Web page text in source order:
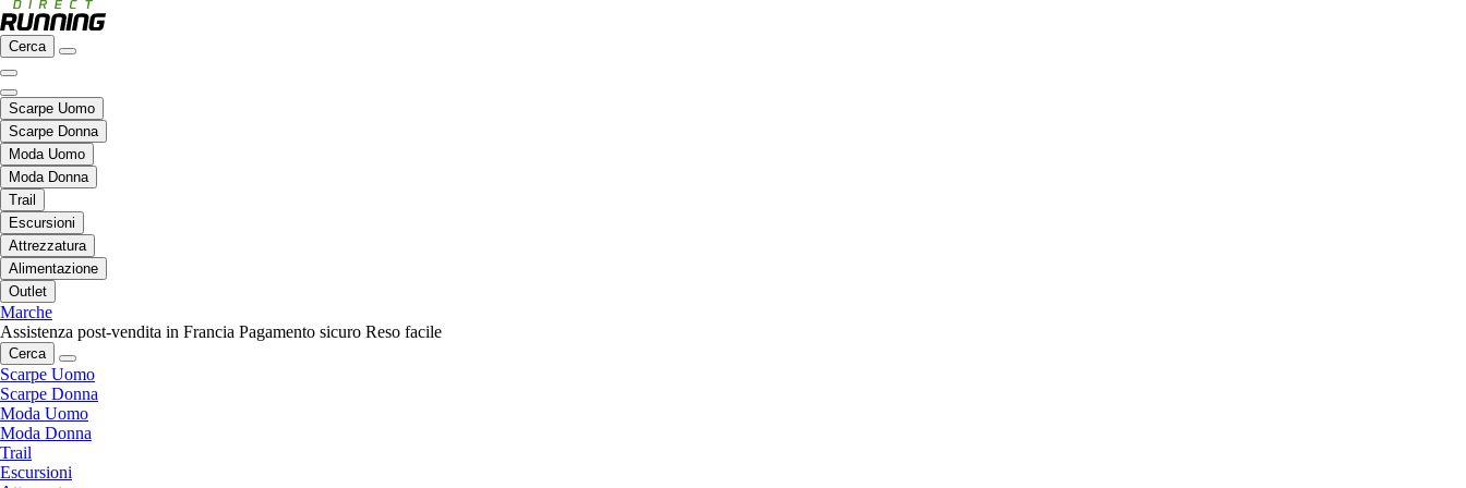
Cerca
Scarpe Uomo
Scarpe Donna
Moda Uomo
Moda Donna
Trail
Escursioni
Attrezzatura
Alimentazione
Outlet
Marche
Assistenza post-vendita in Francia Pagamento sicuro Reso facile
Cerca
Scarpe Uomo
Scarpe Donna
Moda Uomo
Moda Donna
Trail
Escursioni